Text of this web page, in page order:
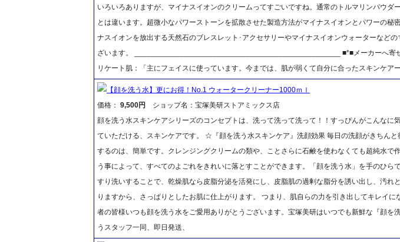
いろいろありますが、マイナスイオンのクリームってすごいですね。通常のトルマリンパウダ
とは違います。超微小なパワーストーンを拡散させた製造方法がマイナスイオンとパワーの秘
ナスイオンを放出する天然石のブレスレット･アクセサリーやマイナスイオンウォーターなど
ざいます。 __________________________________________________ ■*■メーカーへ寄
リケート肌：「主にフェイスに使っています。今までは、肌が弱くて自分に合ったスキンケア
【顔を洗う水】更にお得！No.1 ウォータークリーナー1000ｍｌ
価格： 9,500円
ショップ名：宝塚美研ストアミックス店
顔を洗う水スキンケアシリーズのコンセプトは、洗って洗って洗って！！すっぴんがこんなに
ていただける、スキンケアです。 ☆『顔を洗う水スキンケア』洗顔効果 毎日の洗顔がきちん
するのは、簡単です。クレンジングクリームの類や、ことさらに石鹸を使わなくても超純水で
う事によって、すべてのよごれをきれいに落とすことができます。「顔を洗う水」を手のひら
すり洗いすることで、乾燥肌なら皮脂分泌を活発にし、皮脂肌の過剰な脂分を誘い出し、汚れ
りますから、さっぱりとしたお肌に仕上がります。 つまり、肌自らの力を引き出してキレイに
者の皆様いつも顔を洗う水をご愛用ありがとうございます。宝塚美研はいつでも新鮮な『顔を
うスタッフ一同、即日発送、